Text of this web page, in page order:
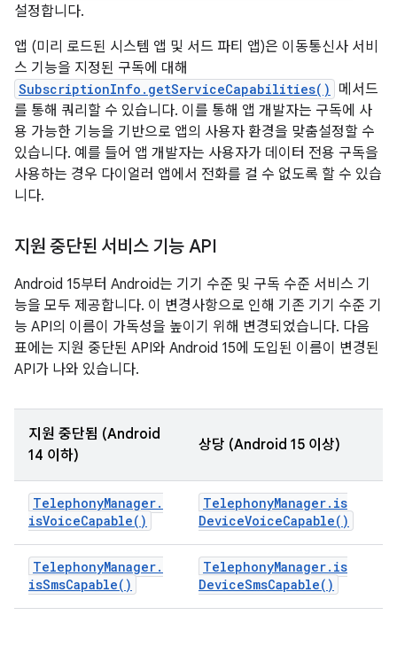
설정합니다.
앱 (미리 로드된 시스템 앱 및 서드 파티 앱)은 이동통신사 서비
스 기능을 지정된 구독에 대해
SubscriptionInfo.getServiceCapabilities()
메서드
를 통해 쿼리할 수 있습니다. 이를 통해 앱 개발자는 구독에 사
용 가능한 기능을 기반으로 앱의 사용자 환경을 맞춤설정할 수
있습니다. 예를 들어 앱 개발자는 사용자가 데이터 전용 구독을
사용하는 경우 다이얼러 앱에서 전화를 걸 수 없도록 할 수 있습
니다.
지원 중단된 서비스 기능 API
Android 15부터 Android는 기기 수준 및 구독 수준 서비스 기
능을 모두 제공합니다. 이 변경사항으로 인해 기존 기기 수준 기
능 API의 이름이 가독성을 높이기 위해 변경되었습니다. 다음
표에는 지원 중단된 API와 Android 15에 도입된 이름이 변경된
API가 나와 있습니다.
지원 중단됨 (Android
14 이하)
상당 (Android 15 이상)
TelephonyManager.
isVoiceCapable( )
TelephonyManager. is
DeviceVoiceCapable( )
TelephonyManager.
isSmsCapable( )
TelephonyManager. is
DeviceSmsCapable( )